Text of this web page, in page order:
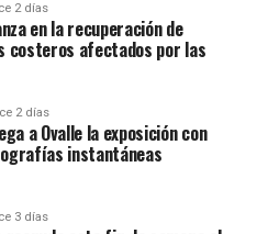
2 días
en la recuperación de
costeros afectados por las
2 días
a Ovalle la exposición con
instantáneas
3 días